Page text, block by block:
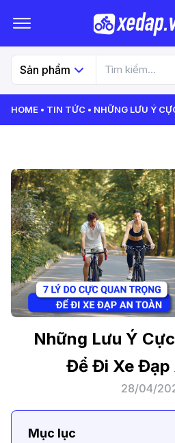
Sản phẩm
HOME TIN TỨC NHỮNG LƯU Ý
Những Lưu Ý
Để Đi Xe Đạp
28/04/
Mục lục